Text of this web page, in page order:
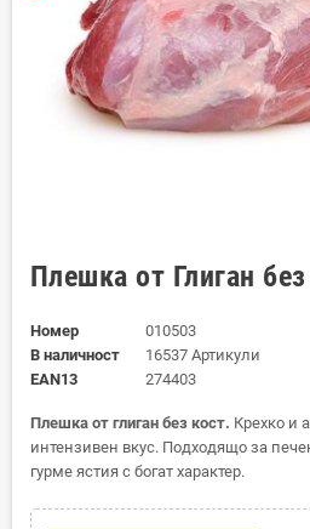
Плешка от Глиган
Номер
010503
В наличност
16537 Артикули
EAN13
274403
Плешка от глиган без кост. Крехко и
интензивен вкус. Подходящо за
гурме ястия с богат характер.